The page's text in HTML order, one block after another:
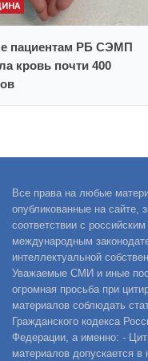
пациентам РБ СЭМП
кровь почти 400
Все права на любые
опубликованные на сайте,
соответствии с российским
международным
интеллектуальной
Уважаемые СМИ и иные
огромная просьба при
материалов соблюдать
Гражданского кодекса
Федерации, а именно: -
материалов допускается в